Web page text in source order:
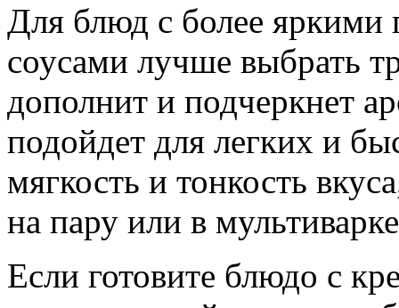
Для блюд с более
соусами лучше выбрать
дополнит и подчеркнет
подойдет для легких и
мягкость и тонкость
на пару или в
Если готовите блюдо с